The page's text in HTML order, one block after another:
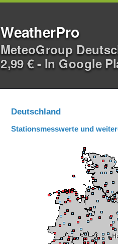
WeatherPro
MeteoGroup
2,99 € - In Google
Deutschland
Stationsmesswerte und